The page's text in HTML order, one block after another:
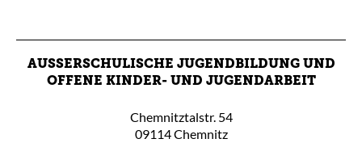
AUSSERSCHULISCHE JUGENDBILDUNG UND O
FFENE KINDER- UND JUGENDARBEIT
Chemnitztalstr. 54
09114 Chemnitz